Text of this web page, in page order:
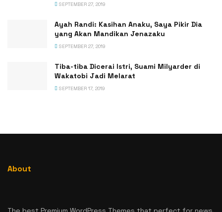
SEPTEMBER 27, 2019
Ayah Randi: Kasihan Anaku, Saya Pikir Dia
yang Akan Mandikan Jenazaku
SEPTEMBER 27, 2019
Tiba-tiba Dicerai Istri, Suami Milyarder di
Wakatobi Jadi Melarat
SEPTEMBER 17, 2019
About